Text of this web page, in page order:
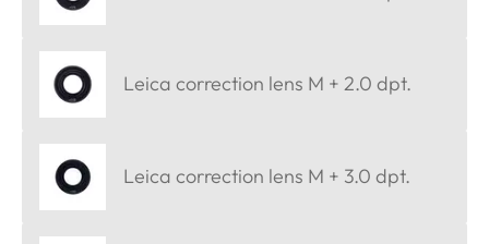
Leica correction lens M + 2.0 dpt.
Leica correction lens M + 3.0 dpt.